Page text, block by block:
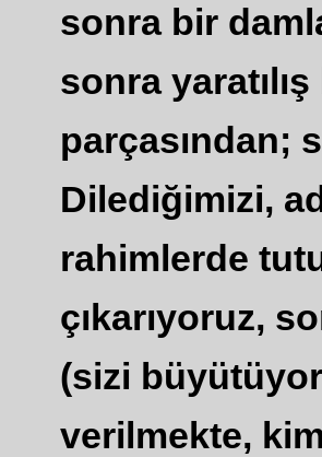
sonra bir
sonra
parçasından;
Dilediğimizi,
rahimlerde
çıkarıyoruz,
(sizi
verilmekte,